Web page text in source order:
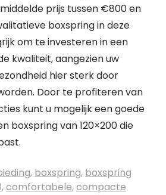
prijs tussen €800 en
boxspring in deze
om te investeren in een
kwaliteit, aangezien uw
hier sterk door
Door te profiteren van
kunt u mogelijk een goede
boxspring van 120×200 die
, boxspring, boxspring
,comfortabele,compacte